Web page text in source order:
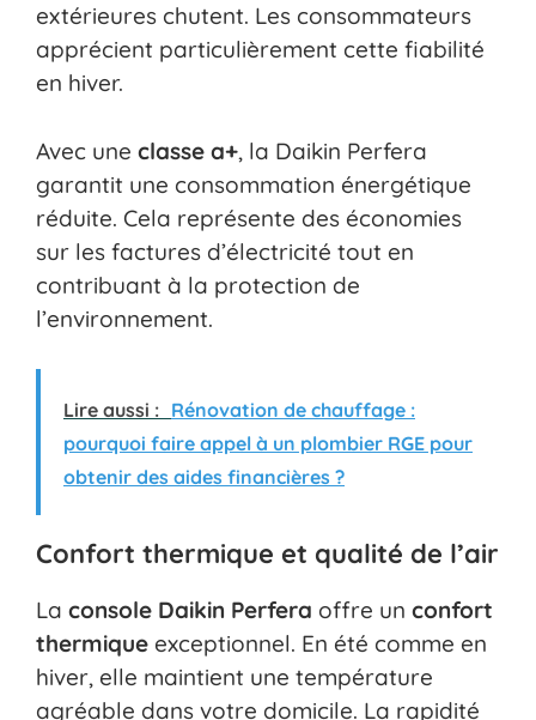
extérieures chutent. Les consommateurs
apprécient particulièrement cette fiabilité
en hiver.
Avec une classe a+, la Daikin Perfera
garantit une consommation énergétique
réduite. Cela représente des économies
sur les factures d’électricité tout en
contribuant à la protection de
l’environnement.
Lire aussi : Rénovation de chauffage :
pourquoi faire appel à un plombier RGE pour
obtenir des aides financières ?
Confort thermique et qualité de l’air
La console Daikin Perfera offre un confort
thermique exceptionnel. En été comme en
hiver, elle maintient une température
agréable dans votre domicile. La rapidité